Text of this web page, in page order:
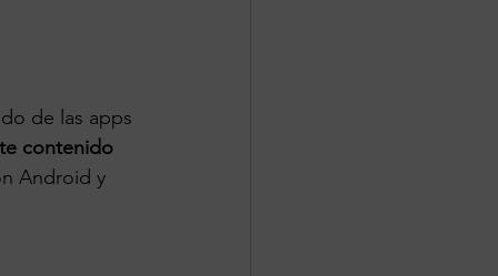
de las apps
contenido
Android y